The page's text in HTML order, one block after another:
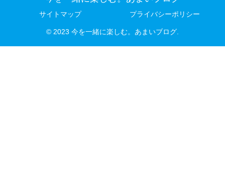
サイトマップ プライバシーポリシー
© 2023 今を一緒に楽しむ。あまいブログ.